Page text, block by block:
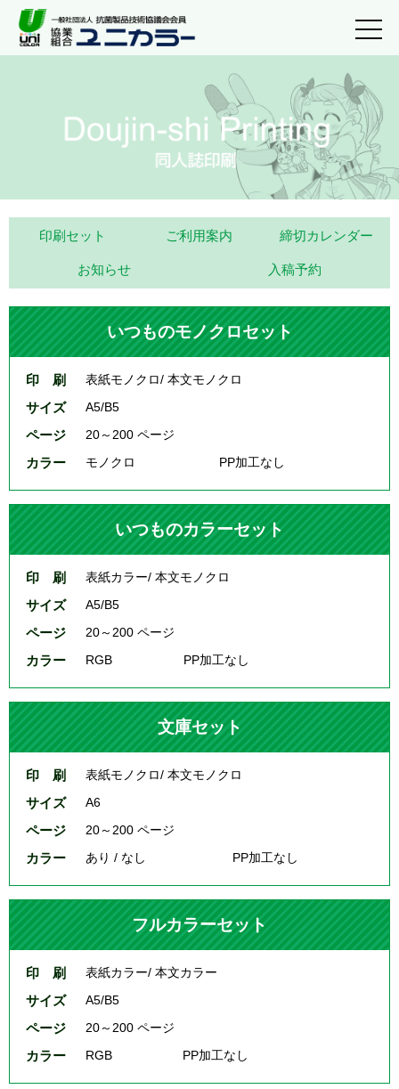
印刷セット ご利用案内 締切カレンダー
お知らせ 入稿予約
いつものモノクロセット
印 刷 表紙モノクロ/ 本文モノクロ
サイズ A5/B5
ページ 20～200 ページ
カラー モノクロ PP加工なし
いつものカラーセット
印 刷 表紙カラー/ 本文モノクロ
サイズ A5/B5
ページ 20～200 ページ
カラー RGB PP加工なし
文庫セット
印 刷 表紙モノクロ/ 本文モノクロ
サイズ A6
ページ 20～200 ページ
カラー あり / なし PP加工なし
フルカラーセット
印 刷 表紙カラー/ 本文カラー
サイズ A5/B5
ページ 20～200 ページ
カラー RGB PP加工なし